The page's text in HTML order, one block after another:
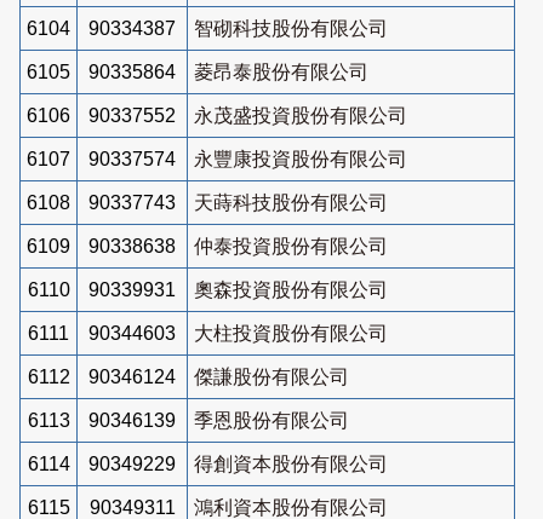
6104 90334387 智砌科技股份有限公司
6105 90335864 菱昂泰股份有限公司
6106 90337552 永茂盛投資股份有限公司
6107 90337574 永豐康投資股份有限公司
6108 90337743 天蒔科技股份有限公司
6109 90338638 仲泰投資股份有限公司
6110 90339931 奧森投資股份有限公司
6111 90344603 大柱投資股份有限公司
6112 90346124 傑謙股份有限公司
6113 90346139 季恩股份有限公司
6114 90349229 得創資本股份有限公司
6115 90349311 鴻利資本股份有限公司